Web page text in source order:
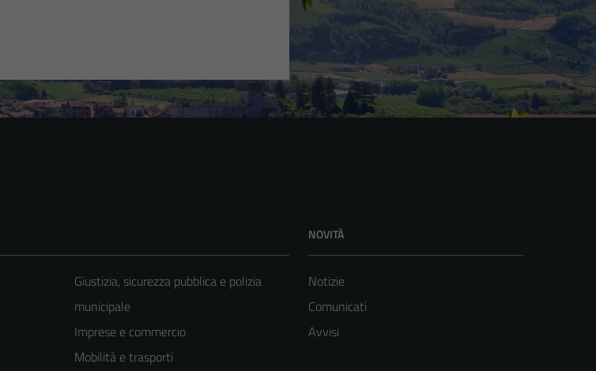
Giustizia, sicurezza pubblica e polizia
municipale
Imprese e commercio
Mobilità e trasporti
NOVITÀ
Notizie
Comunicati
Avvisi